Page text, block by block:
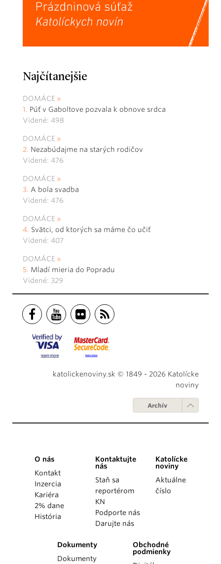
Najčítanejšie
DOMÁCE
Púť v Gaboltove pozvala k obnove srdca
Videné: 498
DOMÁCE
Nezabúdajme na starých rodičov
Videné: 476
DOMÁCE
A bola svadba
Videné: 476
DOMÁCE
Svätci, od ktorých sa máme čo učiť
Videné: 407
DOMÁCE
Mladí mieria do Popradu
Videné: 329
katolickenoviny.sk © 1849 - 2026 Katolícke
noviny
Archív
O nás
Kontakt
Inzercia
Kariéra
2% dane
História
Kontaktujte
nás
Staň sa
reportérom
KN
Podporte nás
Darujte nás
Katolícke
noviny
Aktuálne
číslo
Dokumenty
Dokumenty
Obchodné
podmienky